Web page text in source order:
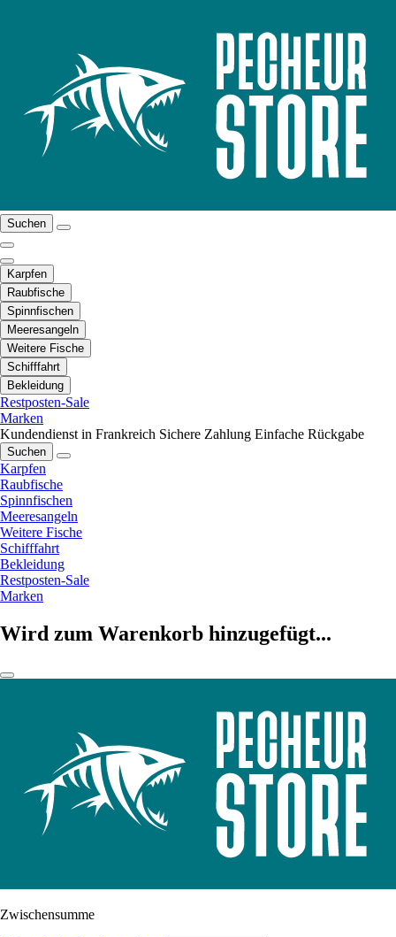
Suchen
Karpfen
Raubfische
Spinnfischen
Meeresangeln
Weitere Fische
Schifffahrt
Bekleidung
Restposten-Sale
Marken
Kundendienst in Frankreich Sichere Zahlung Einfache Rückgabe
Suchen
Karpfen
Raubfische
Spinnfischen
Meeresangeln
Weitere Fische
Schifffahrt
Bekleidung
Restposten-Sale
Marken
Wird zum Warenkorb hinzugefügt...
Zwischensumme